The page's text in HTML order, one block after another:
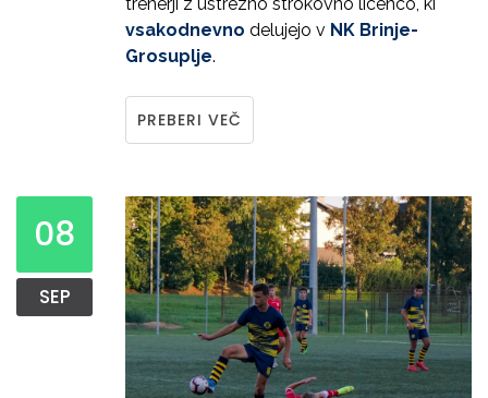
vsakodnevno delujejo v NK Brinje-
Grosuplje.
PREBERI VEČ
08
SEP